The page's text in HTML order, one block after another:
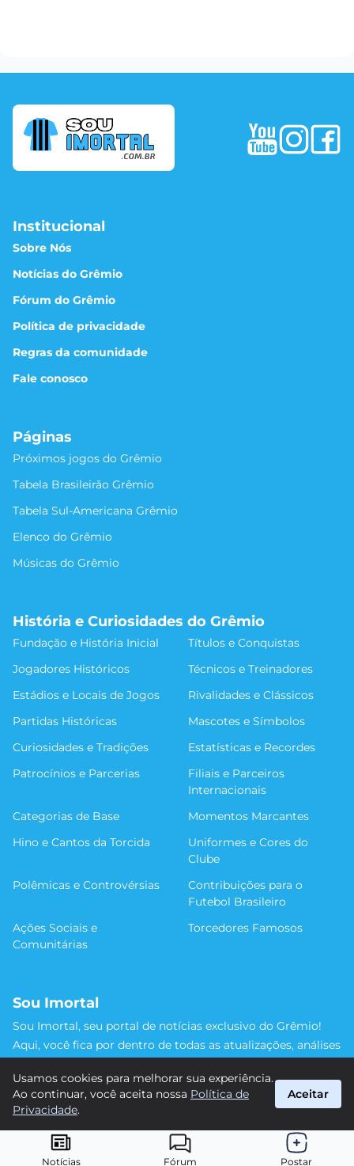
Notícias Fórum Postar
Institucional
Sobre Nós
Notícias do Grêmio
Fórum do Grêmio
Política de privacidade
Regras da comunidade
Fale conosco
Páginas
Próximos jogos do Grêmio
Tabela Brasileirão Grêmio
Tabela Sul-Americana Grêmio
Elenco do Grêmio
Músicas do Grêmio
História e Curiosidades do Grêmio
Fundação e História Inicial
Títulos e Conquistas
Jogadores Históricos
Técnicos e Treinadores
Estádios e Locais de Jogos
Rivalidades e Clássicos
Partidas Históricas
Mascotes e Símbolos
Curiosidades e Tradições
Estatísticas e Recordes
Patrocínios e Parcerias
Filiais e Parceiros
Internacionais
Categorias de Base
Momentos Marcantes
Hino e Cantos da Torcida
Uniformes e Cores do
Clube
Polêmicas e Controvérsias
Contribuições para o
Futebol Brasileiro
Ações Sociais e
Comunitárias
Torcedores Famosos
Sou Imortal
Sou Imortal, seu portal de notícias exclusivo do Grêmio!
Aqui, você fica por dentro de todas as atualizações, análises
detalhe da trajetória do nosso time rumo às vitórias!
#Grêmio #SouImortal
© 2026 Sou Imortal. Todos os direitos reservados.
Usamos cookies para melhorar sua experiência.
Ao continuar, você aceita nossa Política de
Privacidade.
Aceitar